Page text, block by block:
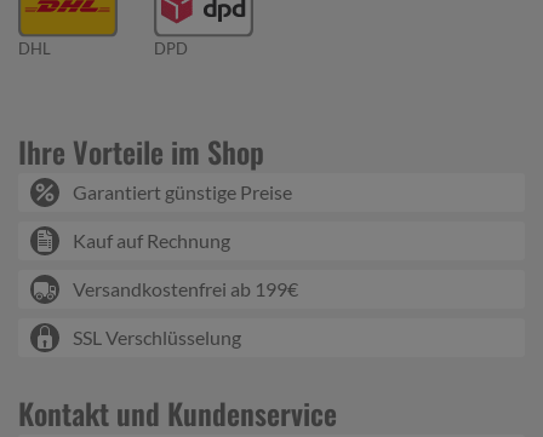
DHL DPD
Ihre Vorteile im Shop
Garantiert günstige Preise
Kauf auf Rechnung
Versandkostenfrei ab 199€
SSL Verschlüsselung
Kontakt und Kundenservice